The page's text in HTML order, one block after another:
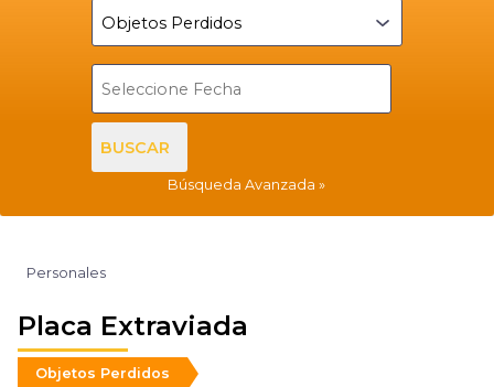
BUSCAR
Búsqueda Avanzada
Personales
Placa Extraviada
Objetos Perdidos